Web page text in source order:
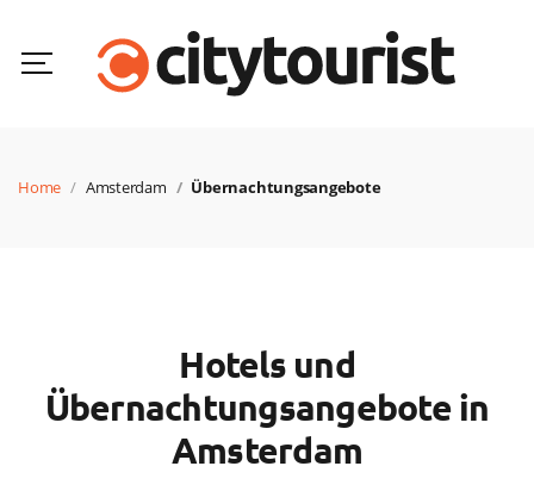
Home Amsterdam Übernachtungsangebote
Hotels und
Übernachtungsangebote in
Amsterdam